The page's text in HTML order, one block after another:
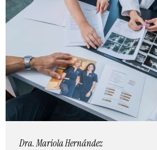
Dra. Mariola Hernández